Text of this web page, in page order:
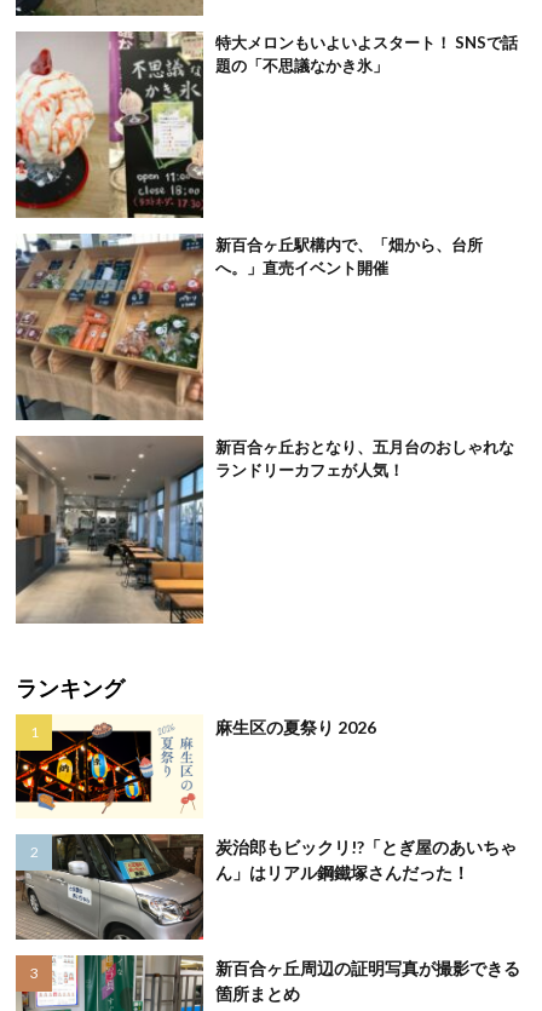
特大メロンもいよいよスタート！ SNSで話
題の「不思議なかき氷」
新百合ヶ丘駅構内で、「畑から、台所
へ。」直売イベント開催
新百合ヶ丘おとなり、五月台のおしゃれな
ランドリーカフェが人気！
ランキング
麻生区の夏祭り 2026
炭治郎もビックリ!?「とぎ屋のあいちゃ
ん」はリアル鋼鐵塚さんだった！
新百合ヶ丘周辺の証明写真が撮影できる
箇所まとめ